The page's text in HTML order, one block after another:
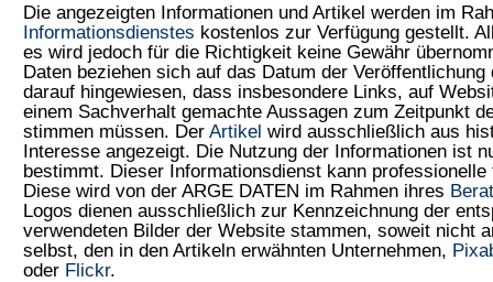
Die angezeigten Informationen und Artikel werden im
Informationsdienstes kostenlos zur Verfügung gestellt.
es wird jedoch für die Richtigkeit keine Gewähr
Daten beziehen sich auf das Datum der
darauf hingewiesen, dass insbesondere Links, auf
einem Sachverhalt gemachte Aussagen zum Zeitpunkt
stimmen müssen. Der Artikel wird ausschließlich aus
Interesse angezeigt. Die Nutzung der Informationen ist
bestimmt. Dieser Informationsdienst kann
Diese wird von der ARGE DATEN im Rahmen ihres
Logos dienen ausschließlich zur Kennzeichnung der
verwendeten Bilder der Website stammen, soweit nicht
selbst, den in den Artikeln erwähnten Unternehmen,
oder Flickr.